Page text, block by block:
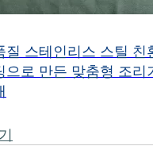
질 스테인리스 스틸 친
으로 만든 맞춤형 조리